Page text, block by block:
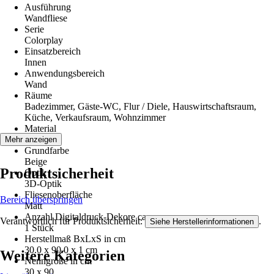
Ausführung
Wandfliese
Serie
Colorplay
Einsatzbereich
Innen
Anwendungsbereich
Wand
Räume
Badezimmer, Gäste-WC, Flur / Diele, Hauswirtschaftsraum,
Küche, Verkaufsraum, Wohnzimmer
Material
Steingut
Grundfarbe
Beige
Optik
3D-Optik
Fliesenoberfläche
Matt
Anzahl Digitaldruck-Dekore ca.
1 Stück
Herstellmaß BxLxS in cm
30.0 x 90.0 x 1 cm
Nenngröße in cm
30 x 90
Mehr anzeigen
Produktsicherheit
Bereich überspringen
Verantwortlich für Produktsicherheit: Siehe Herstellerinformationen .
Weitere Kategorien